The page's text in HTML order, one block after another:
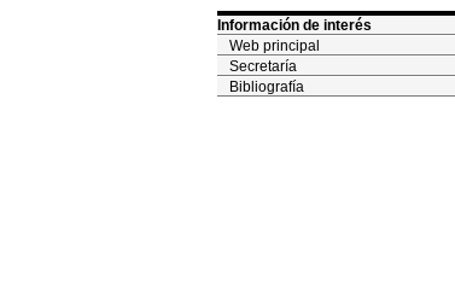
Información de interés
Web principal
Secretaría
Bibliografía